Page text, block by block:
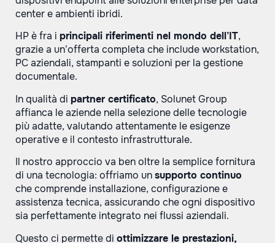
center e ambienti ibridi.
HP è fra i principali riferimenti nel mondo dell’IT,
grazie a un’offerta completa che include workstation,
PC aziendali, stampanti e soluzioni per la gestione
documentale.
In qualità di partner certificato, Solunet Group
affianca le aziende nella selezione delle tecnologie
più adatte, valutando attentamente le esigenze
operative e il contesto infrastrutturale.
Il nostro approccio va ben oltre la semplice fornitura
di una tecnologia: offriamo unsupporto continuo
che comprende installazione, configurazione e
assistenza tecnica, assicurando che ogni dispositivo
sia perfettamente integrato nei flussi aziendali.
Questo ci permette di ottimizzare le prestazioni,